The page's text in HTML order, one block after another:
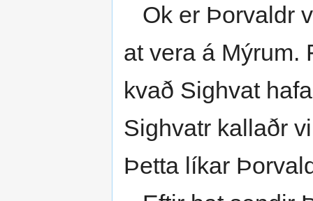
Ok er Þorvaldr
at vera á Mýrum.
kvað Sighvat
Sighvatr kallaðr
Þetta líkar